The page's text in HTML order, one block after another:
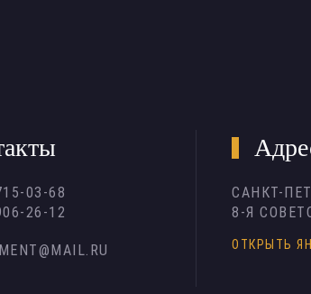
03-68
26-12
САНКТ-
8-Я
ОТКРЫТЬ